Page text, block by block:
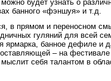
будет узнать о
банного «фэншуя» и т.д.
в прямом и переносном
гуляний для всей
ярмарка, банное дефиле и
– на фестивале
себя талантом в